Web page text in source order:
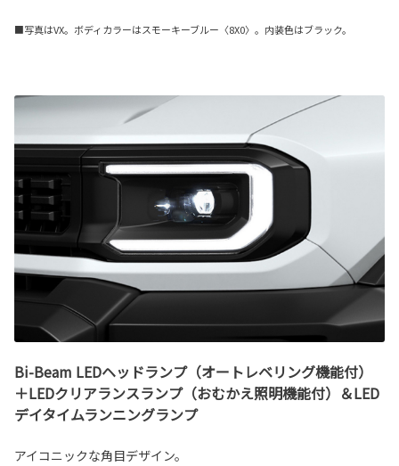
■写真はVX。ボディカラーはスモーキーブルー〈8X0〉。内装色はブラック。
Bi-Beam LEDヘッドランプ（オートレベリング機能付）
＋LEDクリアランスランプ（おむかえ照明機能付）＆LED
デイタイムランニングランプ
アイコニックな角目デザイン。